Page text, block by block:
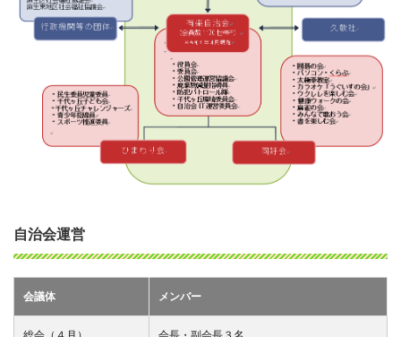
自治会運営
会議体 メンバー